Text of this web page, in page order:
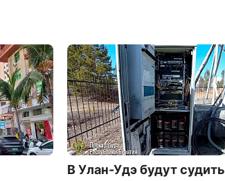
В Улан-Удэ будут судить